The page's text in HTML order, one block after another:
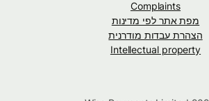
Complaints
מפת אתר לפי מדינות
הצהרת עבדות מודרנית
Intellectual property